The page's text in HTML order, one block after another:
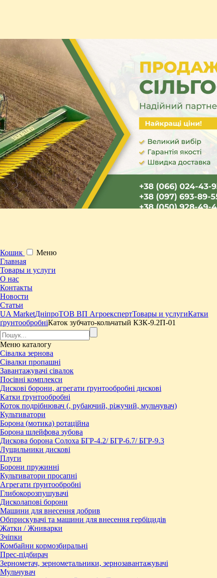
Кошик
Меню
Главная
Товары и услуги
О нас
Контакты
Новости
Статьи
UA MarketДніпроТОВ ВП АгроекспертТовары и услугиКатки
ґрунтообробніКаток зубчато-кольчатый КЗК-9.2П-01
Меню каталогу
Сівалка зернова
Сівалки пропашні
Завантажувачі сівалок
Посівні комплекси
Дискові борони, агрегати ґрунтообробні дискові
Катки ґрунтообробні
Коток подрібнювач (, рубаючий, ріжучий, мульчувач)
Культиватори
Борона (мотика) ротаційна
Борона шлейфова зубова
Дискова борона Солоха БГР-4.2/ БГР-6.7/ БГР-9.3
Лущильники дискові
Плуги
Борони пружинні
Культиватори просапні
Агрегати ґрунтообробні
Глибокорозпушувачі
Дисколапові борони
Машини для внесення добрив
Обприскувачі та машини для внесення гербіцидів
Жатки / Жниварки
Зчіпки
Комбайни кормозбиральні
Прес-підбирач
Зернометач, зернометальники, зернозавантажувачі
Мульчувач